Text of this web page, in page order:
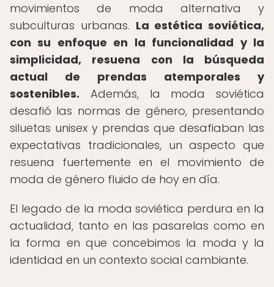
movimientos de moda alternativa y
subculturas urbanas. La estética soviética,
con su enfoque en la funcionalidad y la
simplicidad, resuena con la búsqueda
actual de prendas atemporales y
sostenibles. Además, la moda soviética
desafió las normas de género, presentando
siluetas unisex y prendas que desafiaban las
expectativas tradicionales, un aspecto que
resuena fuertemente en el movimiento de
moda de género fluido de hoy en día.
El legado de la moda soviética perdura en la
actualidad, tanto en las pasarelas como en
la forma en que concebimos la moda y la
identidad en un contexto social cambiante.